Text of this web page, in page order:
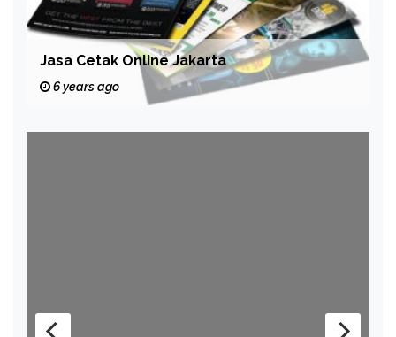
Jasa Cetak Online Jakarta
6 years ago